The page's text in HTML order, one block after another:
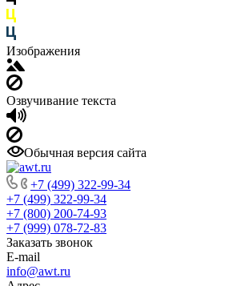
Изображения
Озвучивание текста
Обычная версия сайта
+7 (499) 322-99-34
+7 (499) 322-99-34
+7 (800) 200-74-93
+7 (999) 078-72-83
Заказать звонок
E-mail
info@awt.ru